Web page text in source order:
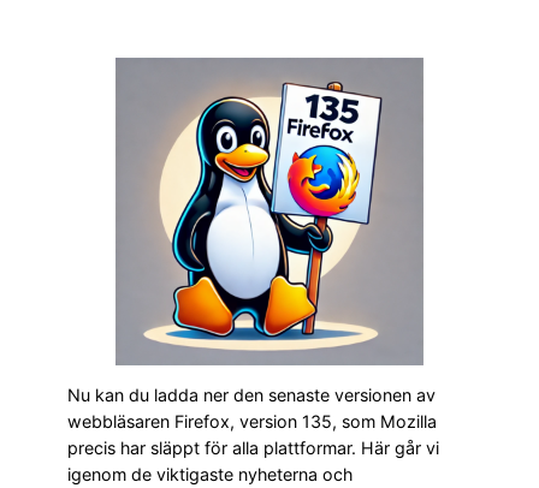
Nu kan du ladda ner den senaste versionen av
webbläsaren Firefox, version 135, som Mozilla
precis har släppt för alla plattformar. Här går vi
igenom de viktigaste nyheterna och